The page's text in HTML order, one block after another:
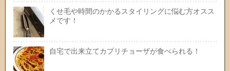
くせ毛や時間のかかるスタイリングに悩む方オスス
メです！
自宅で出来立てカプリチョーザが食べられる！